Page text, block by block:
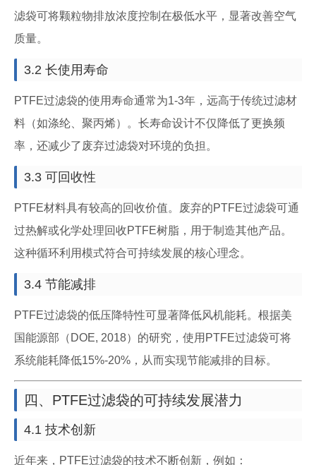
滤袋可将颗粒物排放浓度控制在极低水平，显著改善空气
质量。
3.2 长使用寿命
PTFE过滤袋的使用寿命通常为1-3年，远高于传统过滤材
料（如涤纶、聚丙烯）。长寿命设计不仅降低了更换频
率，还减少了废弃过滤袋对环境的负担。
3.3 可回收性
PTFE材料具有较高的回收价值。废弃的PTFE过滤袋可通
过热解或化学处理回收PTFE树脂，用于制造其他产品。
这种循环利用模式符合可持续发展的核心理念。
3.4 节能减排
PTFE过滤袋的低压降特性可显著降低风机能耗。根据美
国能源部（DOE, 2018）的研究，使用PTFE过滤袋可将
系统能耗降低15%-20%，从而实现节能减排的目标。
四、PTFE过滤袋的可持续发展潜力
4.1 技术创新
近年来，PTFE过滤袋的技术不断创新，例如：